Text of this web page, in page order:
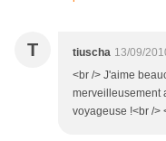
T tiuscha 13/09/
<br /> J'aime
merveilleusement
voyageuse !<br />